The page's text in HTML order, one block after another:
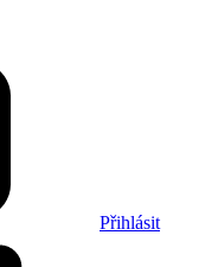
Přihlásit